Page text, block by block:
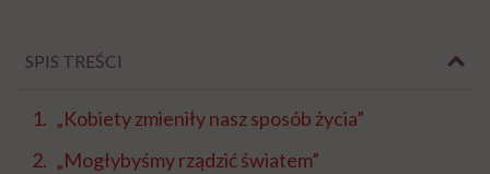
SPIS TREŚCI
„Kobiety zmieniły nasz sposób życia”
„Mogłybyśmy rządzić światem”